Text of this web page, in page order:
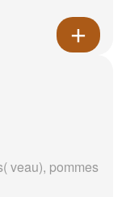
veau), pommes